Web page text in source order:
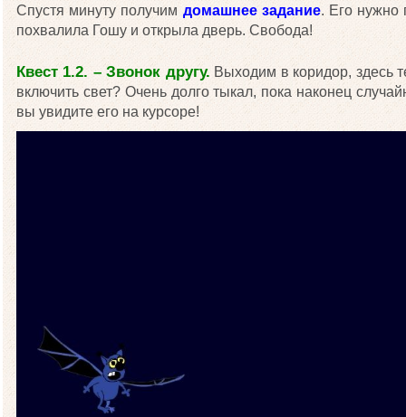
Спустя минуту получим домашнее задание. Его нужно
похвалила Гошу и открыла дверь. Свобода!
Квест 1.2. – Звонок другу. Выходим в коридор, здесь
включить свет? Очень долго тыкал, пока наконец
вы увидите его на курсоре!